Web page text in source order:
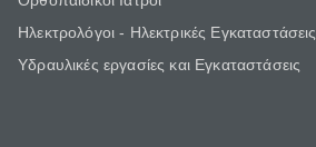
Ηλεκτρολόγοι - Ηλεκτρικές Εγκαταστάσεις
Υδραυλικές εργασίες και Εγκαταστάσεις